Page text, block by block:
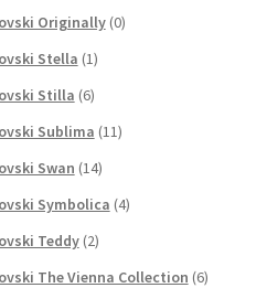
Originally (0)
Stella (1)
Stilla (6)
Sublima (11)
Swan (14)
Symbolica (4)
Teddy (2)
The Vienna Collection (6)